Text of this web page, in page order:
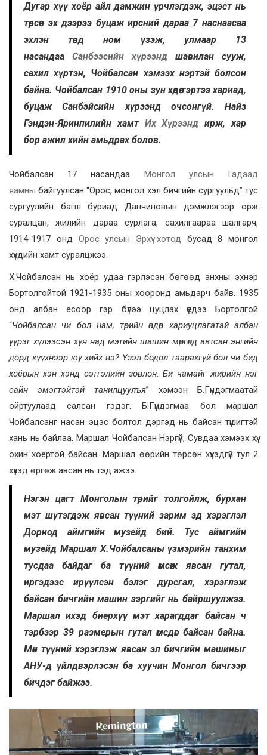
Дугар хүү хоёр айл дамжин үрчлэгдэж, эцэст нь
төрсөн эх дээрээ буцаж ирсний дараа 7 наснаасаа
эхлэн төвд ном үзэж, улмаар 13
насандаа Санбээсийн хүрээнд шавилан сууж,
сахил хүртэн, Чойбалсан хэмээх нэртэй болсон
байна. Чойбалсан 1910 оны зун хөдөө гэртээ хариад,
буцаж Санбэйсийн хүрээнд очсонгүй. Найз
Гэндэн-Яринпилийн хамт Их Хүрээнд ирж, хар
бор ажил хийн амьдрах болов.
Чойбалсан 17 насандаа Монгол улсын Гадаад
яамны байгуулсан “Орос, монгол хэл бичгийн сургуульд” тус
сургуулийн багш буриад Данчиновын дэмжлэгээр орж
суралцан, жилийн дараа сурлага, сахилгаараа шалгарч,
1914-1917 онд Орос улсын Эрхүү хотод бусад 8 монгол
хүүхдийн хамт суралцжээ.
X.Чойбалсан нь хоёр удаа гэрлэсэн бөгөөд анхны эхнэр
Бортолгойтой 1921-1935 оны хооронд амьдарч байв. 1935
онд албан ёсоор гэр бүлээ цуцлах үедээ Бортолгой
“Чойбалсан чи бол нам, төрийн өндөр хариуцлагатай албан
үүрэг хүлээсэн хүн над мэтийн шашин мөргөлд автсан энгийн
дорд хүүхнээр юу хийх вэ? Үзэл бодол таарахгүй бол чи бид
хоёрын хэн хэнд сэтгэлийн зовлон. Би чамайг жирийн нэг
сайн эмэгтэйтэй танилцуулъя” хэмээн Б.Гүндэгмаатай
ойртуулаад салсан гэдэг. Б.Гүндэгмаа бол маршал
Чойбалсанг насан эцэс болтол дэргэд нь байсан түшигтэй
хань нь байлаа. Маршал Чойбалсан Нэргүй, Сувдаа хэмээх хүү,
охин хоёртой байсан. Маршал өөрийн төрсөн хүүхэдгүй тул 2
хүүхэд өргөж авсан нь тэд ажээ.
Нэгэн цагт Монголын төрийг толгойлж, бурхан
мэт шүтэгдэж явсан түүний зарим эд хэрэглэл
Дорнод аймгийн музейд бий. Тус аймгийн
музейд Маршал Х.Чойбалсаны үзмэрийн танхим
тусдаа байдаг ба түүний өмсөж явсан гутал,
иргэдээс ирүүлсэн бэлэг дурсгал, хэрэглэж
байсан бичгийн машин зэргийг нь байршуулжээ.
Маршал ихэд биерхүү мэт харагддаг байсан ч
тэрбээр 39 размерын гутал өмсдөг байсан байна.
Мөн түүний хэрэглэж явсан эл бичгийн машиныг
АНУ-д үйлдвэрлэсэн ба хуучин Монгол бичгээр
бичдэг байжээ.